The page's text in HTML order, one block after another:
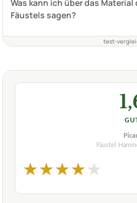
Was kann ich über das Material
Fäustels sagen?
test-
Fäustel
★★★★★